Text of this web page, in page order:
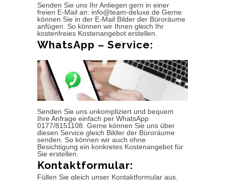
Senden Sie uns Ihr Anliegen gern in einer
freien E-Mail an: info@team-deluxe.de Gerne
können Sie in der E-Mail Bilder der Büroräume
anfügen. So können wir Ihnen gleich Ihr
kostenfreies Kostenangebot erstellen.
WhatsApp – Service:
Senden Sie uns unkompliziert und bequem
Ihre Anfrage einfach per WhatsApp
0177/8151108. Gerne können Sie uns über
diesen Service gleich Bilder der Büroräume
senden. So können wir auch ohne
Besichtigung ein konkretes Kostenangebot für
Sie erstellen.
Kontaktformular:
Füllen Sie gleich unser Kontaktformular aus.